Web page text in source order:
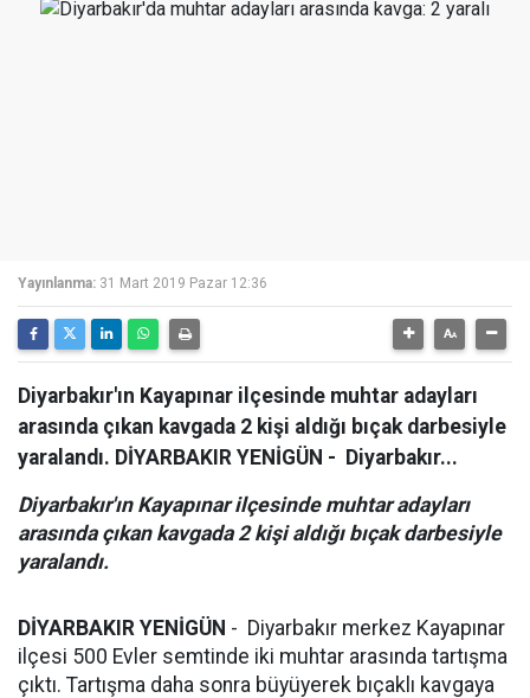
Yayınlanma: 31 Mart 2019 Pazar 12:36
Diyarbakır'ın Kayapınar ilçesinde muhtar adayları
arasında çıkan kavgada 2 kişi aldığı bıçak darbesiyle
yaralandı. DİYARBAKIR YENİGÜN - Diyarbakır...
Diyarbakır'ın Kayapınar ilçesinde muhtar adayları
arasında çıkan kavgada 2 kişi aldığı bıçak darbesiyle
yaralandı.
DİYARBAKIR YENİGÜN - Diyarbakır merkez Kayapınar
ilçesi 500 Evler semtinde iki muhtar arasında tartışma
çıktı. Tartışma daha sonra büyüyerek bıçaklı kavgaya